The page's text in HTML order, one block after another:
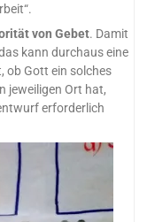
von Gebet. Damit
kann durchaus eine
ob Gott ein solches
jeweiligen Ort hat,
erforderlich